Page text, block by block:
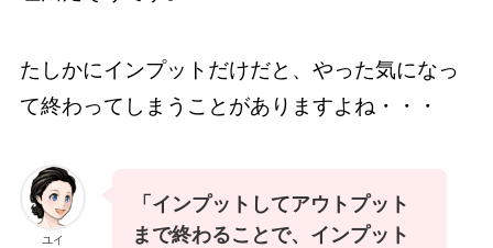
たしかにインプットだけだと、やった気になっ
て終わってしまうことがありますよね・・・
ユイ
「インプットしてアウトプット
まで終わることで、インプット